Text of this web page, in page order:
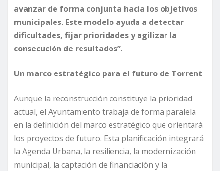
avanzar de forma conjunta hacia los objetivos
municipales. Este modelo ayuda a detectar
dificultades, fijar prioridades y agilizar la
consecución de resultados”.
Un marco estratégico para el futuro de Torrent
Aunque la reconstrucción constituye la prioridad
actual, el Ayuntamiento trabaja de forma paralela
en la definición del marco estratégico que orientará
los proyectos de futuro. Esta planificación integrará
la Agenda Urbana, la resiliencia, la modernización
municipal, la captación de financiación y la